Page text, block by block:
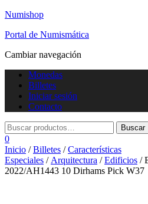
Numishop
Portal de Numismática
Cambiar navegación
Monedas
Billetes
Iniciar sesión
Contacto
0
Inicio /Billetes /Características
Especiales / Arquitectura /Edificios /
2022/AH1443 10 Dirhams Pick W37